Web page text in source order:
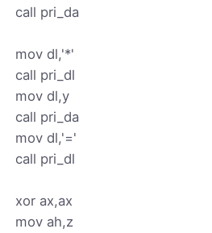
call pri_da
mov dl,'*'
call pri_dl
mov dl,y
call pri_da
mov dl,'='
call pri_dl
xor ax,ax
mov ah,z